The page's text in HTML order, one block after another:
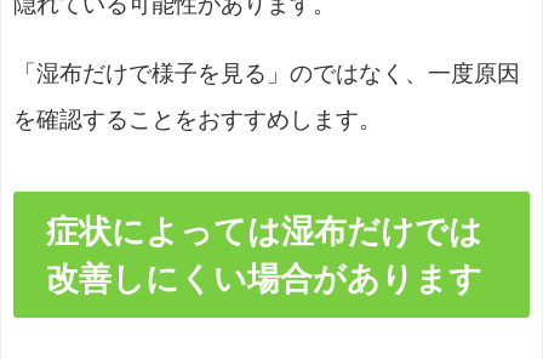
「湿布だけで様子を見る」のではなく、一度原因
を確認することをおすすめします。
症状によっては湿布だけでは
改善しにくい場合があります